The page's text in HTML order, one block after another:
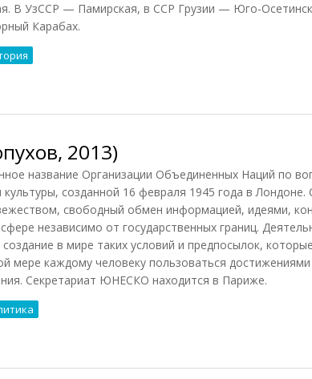
В УзССР — Памирская, в ССР Грузии — Юго-
Карабах.
2013)
название Организации Объединенных Наций по
культуры, созданной 16 февраля 1945 года в Лондоне.
свободный обмен информацией, идеями,
независимо от государственных границ.
в мире таких условий и предпосылок,
мере каждому человеку пользоваться достижениями
Секретариат ЮНЕСКО находится в Париже.